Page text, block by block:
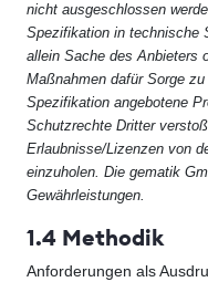
nicht ausgeschlossen
Spezifikation in technische
allein Sache des Anbieters
Maßnahmen dafür Sorge
Spezifikation angebotene
Schutzrechte Dritter
Erlaubnisse/Lizenzen von
einzuholen. Die gematik
Gewährleistungen.
1.4 Methodik
Anforderungen als